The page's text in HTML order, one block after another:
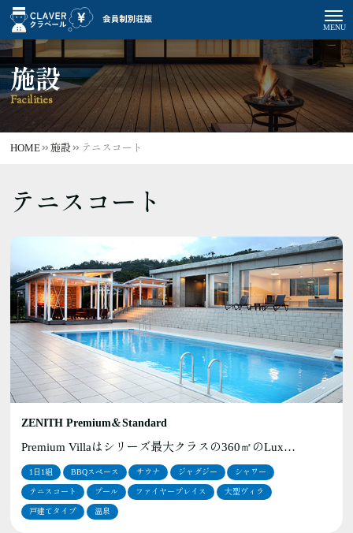
施設
Facilities
HOME 施設 テニスコート
テニスコート
ZENITH Premium＆Standard
Premium Villaはシリーズ最大クラスの360㎡のLux…
1日1組 BBQスペース サウナ ジャグジー シャワー
テニスコート プール ファイヤープレイス 大型ヴィラ
戸建てタイプ 温泉